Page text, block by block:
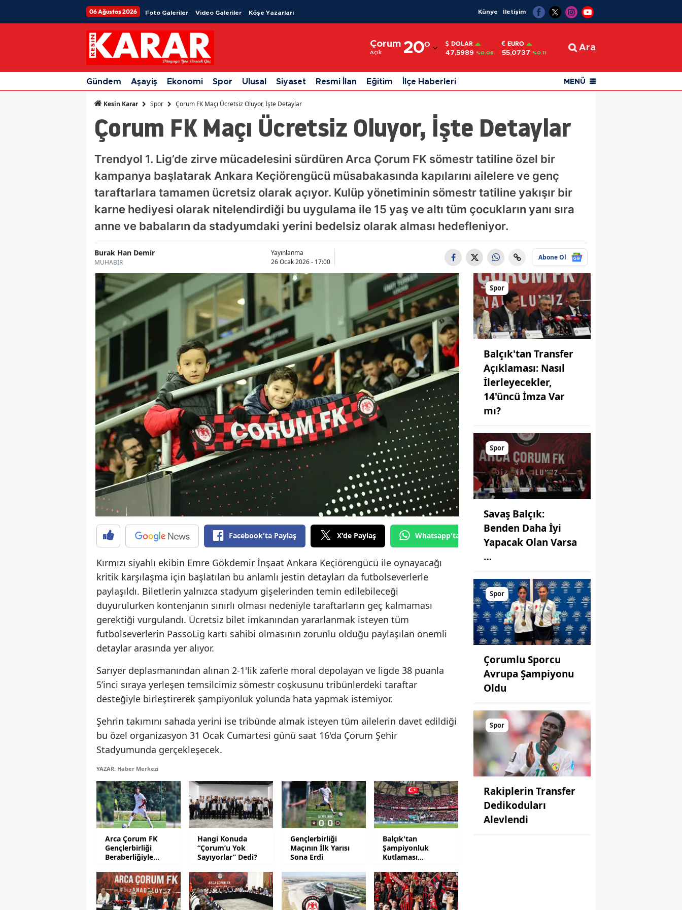
06 Ağustos 2026 Foto Galeriler Video Galeriler Köşe Yazarları Künye İletişim
Çorum
Açık 20°
Adıyaman
Afyonkarahisar
Ağrı
Ankara
Antalya
Artvin
Aydın
Balıkesir
Bitlis
Bolu
Burdur
Bursa
Çanakkale
Çankırı
Denizli
Diyarbakır
Edirne
Elazığ
Erzincan
Erzurum
Eskişehir
Gaziantep
Giresun
Gümüşhane
Hakkari
Isparta
Mersin
İstanbul
İzmir
Kastamonu
Kayseri
Kırklareli
Kırşehir
Kocaeli
Konya
Kütahya
DOLAR
47,5989 %0.06
EURO
55,0737 %0.11
Ara
Gündem Aşayiş Ekonomi Spor Ulusal Siyaset Resmi İlan Eğitim İlçe Haberleri MENÜ
Kesin Karar Spor Çorum FK Maçı Ücretsiz Oluyor, İşte Detaylar
Çorum FK Maçı Ücretsiz Oluyor, İşte Detaylar
Trendyol 1. Lig’de zirve mücadelesini sürdüren Arca Çorum FK sömestr tatiline özel bir
kampanya başlatarak Ankara Keçiörengücü müsabakasında kapılarını ailelere ve genç
taraftarlara tamamen ücretsiz olarak açıyor. Kulüp yönetiminin sömestr tatiline yakışır bir
karne hediyesi olarak nitelendirdiği bu uygulama ile 15 yaş ve altı tüm çocukların yanı sıra
anne ve babaların da stadyumdaki yerini bedelsiz olarak alması hedefleniyor.
Burak Han Demir
MUHABİR
Yayınlanma
26 Ocak 2026 - 17:00
Abone Ol
Facebook'ta Paylaş X'de Paylaş Whatsapp'tan Gönder
Kırmızı siyahlı ekibin Emre Gökdemir İnşaat Ankara Keçiörengücü ile oynayacağı
kritik karşılaşma için başlatılan bu anlamlı jestin detayları da futbolseverlerle
paylaşıldı. Biletlerin yalnızca stadyum gişelerinden temin edilebileceği
duyurulurken kontenjanın sınırlı olması nedeniyle taraftarların geç kalmaması
gerektiği vurgulandı. Ücretsiz bilet imkanından yararlanmak isteyen tüm
futbolseverlerin PassoLig kartı sahibi olmasının zorunlu olduğu paylaşılan önemli
detaylar arasında yer alıyor.
Sarıyer deplasmanından alınan 2-1'lik zaferle moral depolayan ve ligde 38 puanla
5’inci sıraya yerleşen temsilcimiz sömestr coşkusunu tribünlerdeki taraftar
desteğiyle birleştirerek şampiyonluk yolunda hata yapmak istemiyor.
Şehrin takımını sahada yerini ise tribünde almak isteyen tüm ailelerin davet edildiği
bu özel organizasyon 31 Ocak Cumartesi günü saat 16'da Çorum Şehir
Stadyumunda gerçekleşecek.
YAZAR: Haber Merkezi
Arca Çorum FK
Gençlerbirliği
Beraberliğiyle
Noktaladı
Hangi Konuda
“Çorum’u Yok
Sayıyorlar” Dedi?
Gençlerbirliği
Maçının İlk Yarısı
Sona Erdi
Balçık'tan
Şampiyonluk
Kutlaması
Şampiyonluğu
Hem …
Spor
Balçık'tan Transfer
Açıklaması: Nasıl
İlerleyecekler,
14'üncü İmza Var
mı?
Spor
Savaş Balçık:
Benden Daha İyi
Yapacak Olan Varsa
…
Spor
Çorumlu Sporcu
Avrupa Şampiyonu
Oldu
Spor
Rakiplerin Transfer
Dedikoduları
Alevlendi